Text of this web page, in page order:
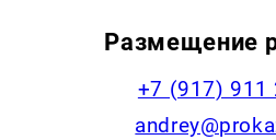
Размещение
+7 (917) 911